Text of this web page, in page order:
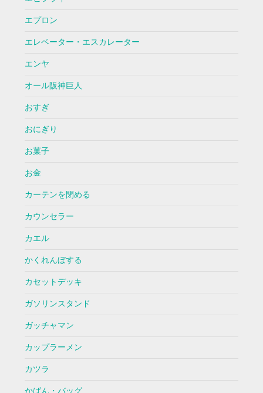
エプロン
エレベーター・エスカレーター
エンヤ
オール阪神巨人
おすぎ
おにぎり
お菓子
お金
カーテンを閉める
カウンセラー
カエル
かくれんぼする
カセットデッキ
ガソリンスタンド
ガッチャマン
カップラーメン
カツラ